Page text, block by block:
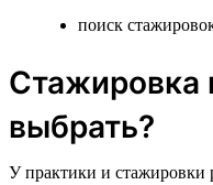
поиск
Стажировка
выбрать?
У практики и стажировки